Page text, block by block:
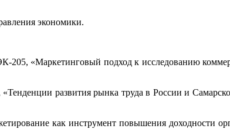
экономики.
«Маркетинговый подход к исследованию
развития рынка труда в России и
как инструмент повышения доходности